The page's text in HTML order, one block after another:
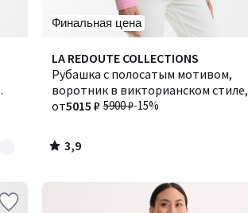
Финальная цена
LA REDOUTE COLLECTIONS
Рубашка с полосатым мотивом,
воротник в викторианском стиле,
CHARLÈNE / ШАРЛЕН
5900 ₽-15%
от5015 ₽
3,9
/ 5
3,9
/